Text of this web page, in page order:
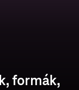
formák,